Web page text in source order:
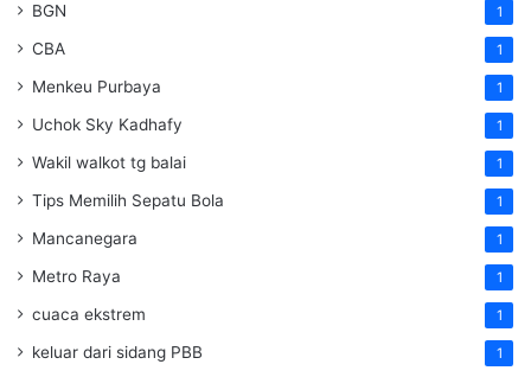
BGN 1
CBA 1
Menkeu Purbaya 1
Uchok Sky Kadhafy 1
Wakil walkot tg balai 1
Tips Memilih Sepatu Bola 1
Mancanegara 1
Metro Raya 1
cuaca ekstrem 1
keluar dari sidang PBB 1